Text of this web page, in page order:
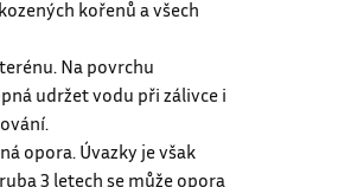
kořenů a všech
Na povrchu
udržet vodu při zálivce i
opora. Úvazky je však